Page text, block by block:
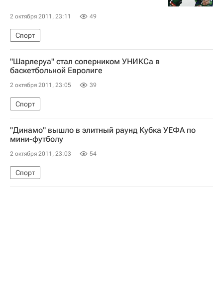
2 октября 2011, 23:11 49
Спорт
"Шарлеруа" стал соперником УНИКСа в
баскетбольной Евролиге
2 октября 2011, 23:05 39
Спорт
"Динамо" вышло в элитный раунд Кубка УЕФА по
мини-футболу
2 октября 2011, 23:03 54
Спорт